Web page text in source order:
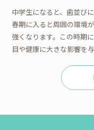
中学生になると、歯並び
春期に入ると周囲の環境
強くなります。この時期
目や健康に大きな影響を